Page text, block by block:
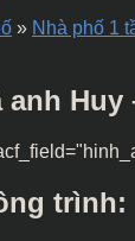
» Nhà phố 1
anh Huy
trình: